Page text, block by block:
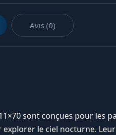
Avis (0)
sont conçues pour les
explorer le ciel nocturne.